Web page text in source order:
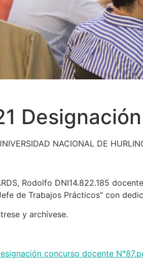
NACIONAL DE
Rodolfo DNI14.822.185
de Trabajos Prácticos” con
y archívese.
concurso docente